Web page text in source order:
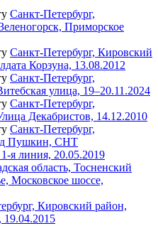
Санкт-Петербург,
Приморское
Санкт-Петербург, Кировский
Корзуна, 13.08.2012
Санкт-Петербург,
улица, 19–20.11.2024
Санкт-Петербург,
Декабристов, 14.12.2010
Санкт-Петербург,
Пушкин, СНТ
я линия, 20.05.2019
область, Тосненский
Московское шоссе,
Кировский район,
19.04.2015